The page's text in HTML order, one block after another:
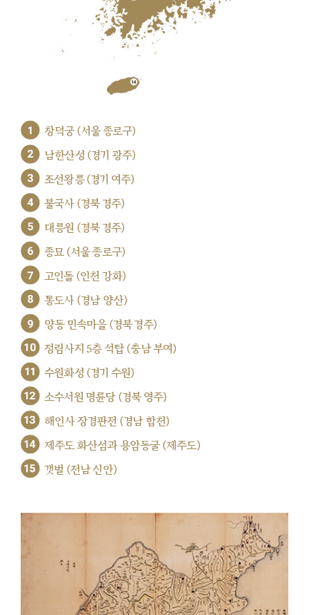
1 창덕궁 (서울 종로구)
2 남한산성 (경기 광주)
3 조선왕릉 (경기 여주)
4 불국사 (경북 경주)
5 대릉원 (경북 경주)
6 종묘 (서울 종로구)
7 고인돌 (인천 강화)
8 통도사 (경남 양산)
9 양동 민속마을 (경북 경주)
10 정림사지 5층 석탑 (충남 부여)
11 수원화성 (경기 수원)
12 소수서원 명륜당 (경북 영주)
13 해인사 장경판전 (경남 합천)
14 제주도 화산섬과 용암동굴 (제주도)
15 갯벌 (전남 신안)